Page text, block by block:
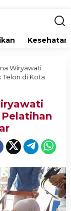
Kesehatan
Wiryawati
Telon di Kota